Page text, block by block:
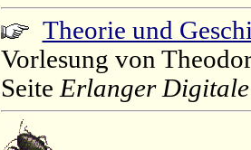
Theorie und
Vorlesung von
Seite Erlanger